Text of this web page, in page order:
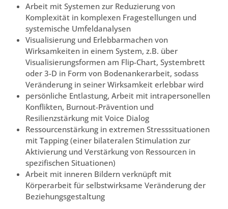
Arbeit mit Systemen zur Reduzierung von
Komplexität in komplexen Fragestellungen und
systemische Umfeldanalysen
Visualisierung und Erlebbarmachen von
Wirksamkeiten in einem System, z.B. über
Visualisierungsformen am Flip-Chart, Systembrett
oder 3-D in Form von Bodenankerarbeit, sodass
Veränderung in seiner Wirksamkeit erlebbar wird
persönliche Entlastung, Arbeit mit intrapersonellen
Konflikten, Burnout-Prävention und
Resilienzstärkung mit Voice Dialog
Ressourcenstärkung in extremen Stresssituationen
mit Tapping (einer bilateralen Stimulation zur
Aktivierung und Verstärkung von Ressourcen in
spezifischen Situationen)
Arbeit mit inneren Bildern verknüpft mit
Körperarbeit für selbstwirksame Veränderung der
Beziehungsgestaltung